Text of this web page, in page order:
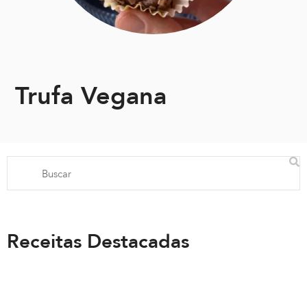
Trufa Vegana
Receitas Destacadas